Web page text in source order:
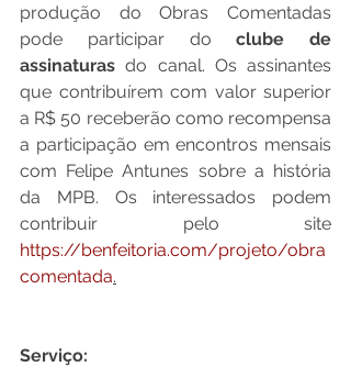
produção do Obras Comentadas
pode participar do clube de
assinaturas do canal. Os assinantes
que contribuírem com valor superior
a R$ 50 receberão como recompensa
a participação em encontros mensais
com Felipe Antunes sobre a história
da MPB. Os interessados podem
https://benfeitoria.com/projeto/obra
comentada.
Serviço: